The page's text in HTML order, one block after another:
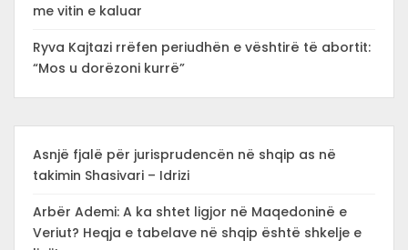
me vitin e kaluar
Ryva Kajtazi rrëfen periudhën e vështirë të abortit:
“Mos u dorëzoni kurrë”
Asnjë fjalë për jurisprudencën në shqip as në
takimin Shasivari – Idrizi
Arbër Ademi: A ka shtet ligjor në Maqedoninë e
Veriut? Heqja e tabelave në shqip është shkelje e